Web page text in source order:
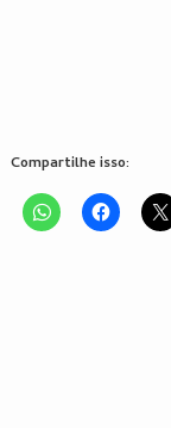
Compartilhe isso: